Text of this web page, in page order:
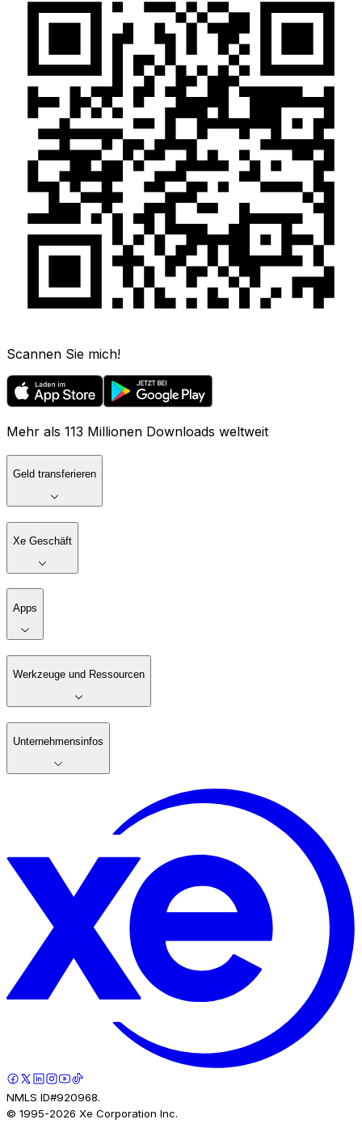
Scannen Sie mich!
Mehr als 113 Millionen Downloads weltweit
Geld transferieren
Xe Geschäft
Apps
Werkzeuge und Ressourcen
Unternehmensinfos
NMLS ID#920968.
© 1995-2026 Xe Corporation Inc.